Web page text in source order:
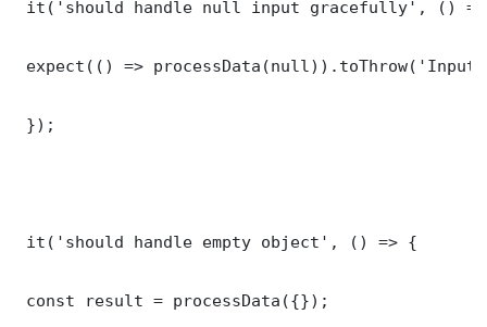
it('should handle null input gracefully', ()
expect(() =>
});
it('should handle empty object', () => {
const result = processData({});